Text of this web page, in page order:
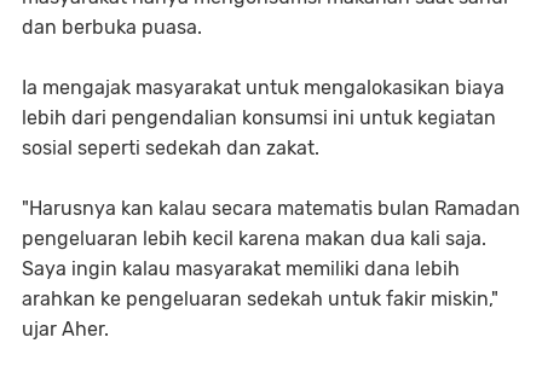
dan berbuka puasa.
Ia mengajak masyarakat untuk mengalokasikan biaya
lebih dari pengendalian konsumsi ini untuk kegiatan
sosial seperti sedekah dan zakat.
"Harusnya kan kalau secara matematis bulan Ramadan
pengeluaran lebih kecil karena makan dua kali saja.
Saya ingin kalau masyarakat memiliki dana lebih
arahkan ke pengeluaran sedekah untuk fakir miskin,"
ujar Aher.